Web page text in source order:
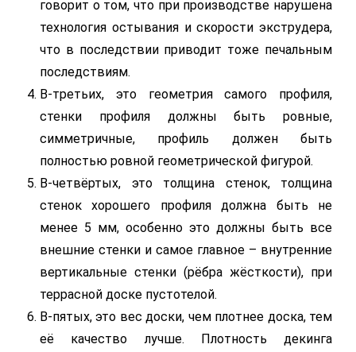
говорит о том, что при производстве нарушена
технология остывания и скорости экструдера,
что в последствии приводит тоже печальным
последствиям.
В-третьих, это геометрия самого профиля,
стенки профиля должны быть ровные,
симметричные, профиль должен быть
полностью ровной геометрической фигурой.
В-четвёртых, это толщина стенок, толщина
стенок хорошего профиля должна быть не
менее 5 мм, особенно это должны быть все
внешние стенки и самое главное – внутренние
вертикальные стенки (рёбра жёсткости), при
террасной доске пустотелой.
В-пятых, это вес доски, чем плотнее доска, тем
её качество лучше. Плотность декинга